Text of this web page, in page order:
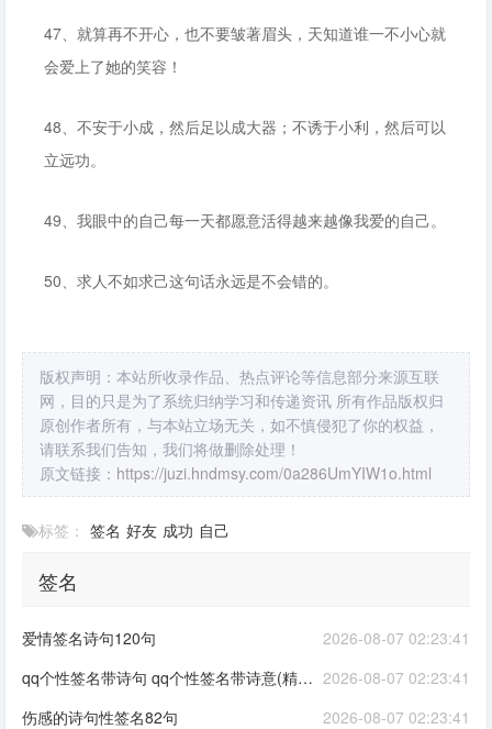
47、就算再不开心，也不要皱著眉头，天知道谁一不小心就
会爱上了她的笑容！
48、不安于小成，然后足以成大器；不诱于小利，然后可以
立远功。
49、我眼中的自己每一天都愿意活得越来越像我爱的自己。
50、求人不如求己这句话永远是不会错的。
版权声明：本站所收录作品、热点评论等信息部分来源互联
网，目的只是为了系统归纳学习和传递资讯 所有作品版权归
原创作者所有，与本站立场无关，如不慎侵犯了你的权益，
请联系我们告知，我们将做删除处理！
原文链接： https://juzi.hndmsy.com/0a286UmYIW1o.html
标签： 签名 好友 成功 自己
签名
2026-08-07 02:23:41
爱情签名诗句120句
2026-08-07 02:23:41
qq个性签名带诗句 qq个性签名带诗意(精选90句)
2026-08-07 02:23:41
伤感的诗句性签名82句